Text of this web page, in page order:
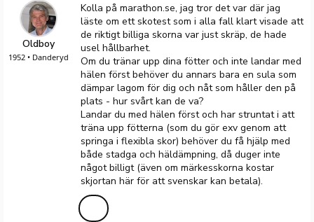
Oldboy
1952 • Danderyd
Kolla på marathon.se, jag tror det var där jag
läste om ett skotest som i alla fall klart visade att
de riktigt billiga skorna var just skräp, de hade
usel hållbarhet.
Om du tränar upp dina fötter och inte landar med
hälen först behöver du annars bara en sula som
dämpar lagom för dig och nåt som håller den på
plats - hur svårt kan de va?
Landar du med hälen först och har struntat i att
träna upp fötterna (som du gör exv genom att
springa i flexibla skor) behöver du få hjälp med
både stadga och häldämpning, då duger inte
något billigt (även om märkesskorna kostar
skjortan här för att svenskar kan betala).